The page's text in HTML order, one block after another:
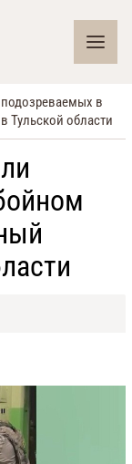
в
Тульской области